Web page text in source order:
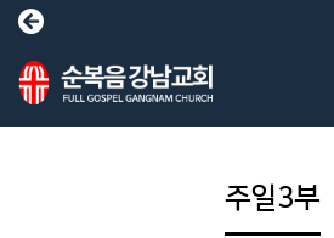
주일3부